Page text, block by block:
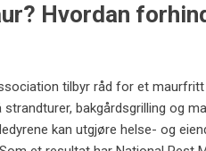
Hvordan
tilbyr råd for et maurfritt
bakgårdsgrilling og
kan utgjøre helse- og